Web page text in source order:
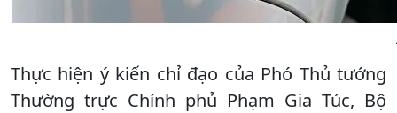
Thực hiện ý kiến chỉ đạo của Phó Thủ tướng
Thường trực Chính phủ Phạm Gia Túc, Bộ